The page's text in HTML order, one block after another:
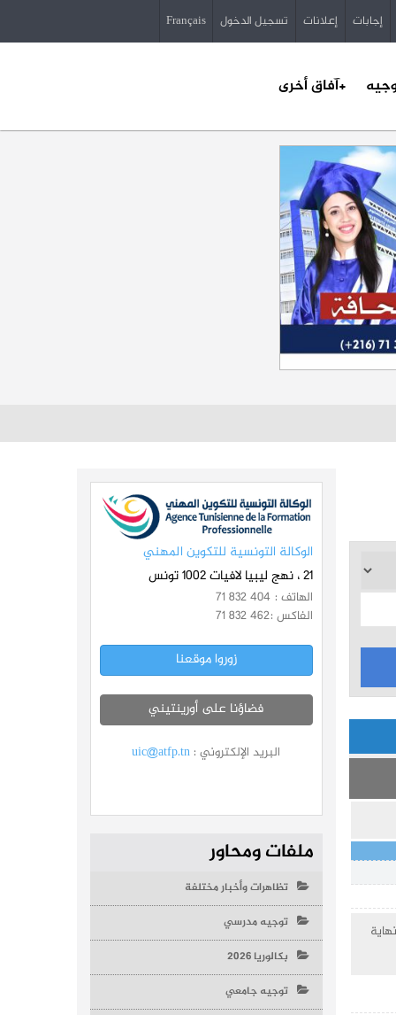
إجابات إعلانات تسجيل الدخول Français
+آفاق أخرى
الوكالة التونسية للتكوين المهني
21 ، نهج ليبيا لافيات 1002 تونس
الهاتف : 71 832 404
الفاكس :71 832 462
زوروا موقعنا
فضاؤنا على أورينتيني
البريد الإلكتروني : uic@atfp.tn
ملفات ومحاور
تظاهرات وأخبار مختلفة
توجيه مدرسي
بكالوريا 2026
توجيه جامعي